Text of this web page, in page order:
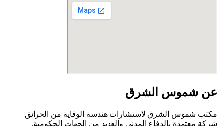
عن شموس الشرق
مكتب شموس الشرق لاستشارات هندسة الوقاية من الحرائق
شركة معتمدة بالدفاع المدني والعديد من الجهات الحكومية.